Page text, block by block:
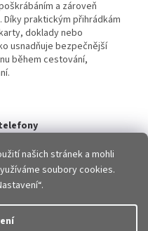
našich stránek a mohli
soubory cookies.
a zároveň
praktickým přihrádkám
doklady nebo
usnadňuje bezpečnější
během cestování,